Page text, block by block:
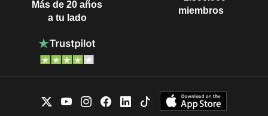
Más de 20 años
a tu lado
miembros